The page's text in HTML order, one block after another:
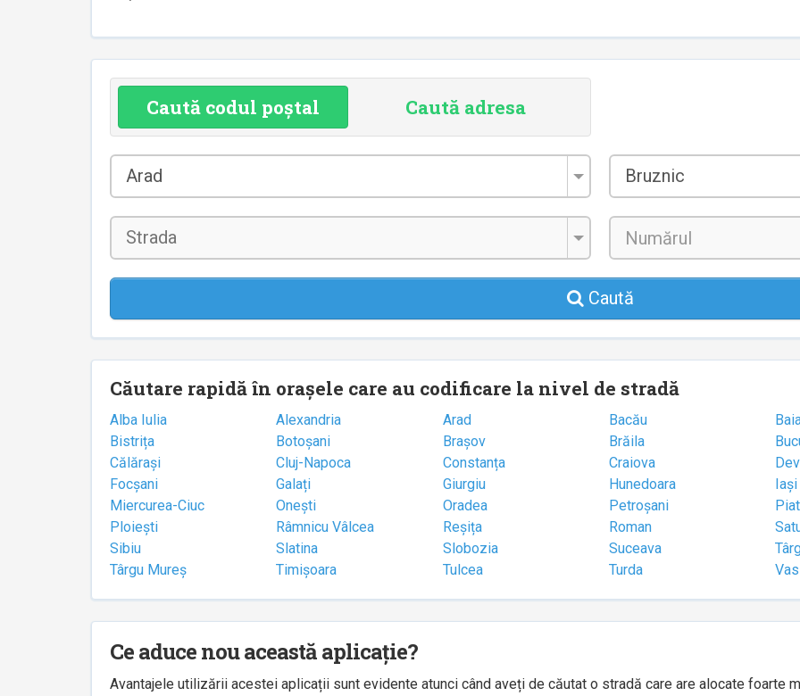
Caută codul poștal Caută adresa
Arad Bruznic
Caută
Căutare rapidă în orașele care au codificare la nivel de stradă
Alba Iulia Alexandria Arad Bacău
Bistrița
Botoșani Brașov Brăila
Călărași
Cluj-Napoca Constanța Craiova
Focșani
Galați Giurgiu Hunedoara
Iași
Miercurea-Ciuc
Onești Oradea Petroșani
Ploiești
Râmnicu Vâlcea Reșița Roman
Sibiu
Slatina Slobozia Suceava
Târgu Mureș
Timișoara Tulcea Turda
Ce aduce nou această aplicație?
Avantajele utilizării acestei aplicații sunt evidente atunci când aveți de căutat o stradă care are alocate foarte